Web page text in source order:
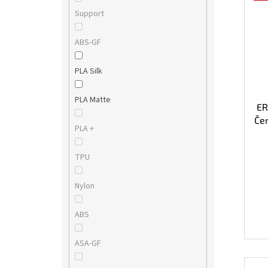
Support
ABS-GF
PLA Silk
PLA Matte
PLA +
TPU
Nylon
ABS
ASA-GF